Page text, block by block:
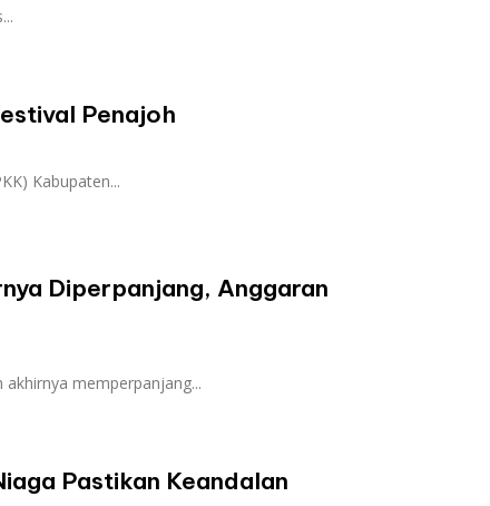
Penajoh
Kabupaten...
Diperpanjang, Anggaran
memperpanjang...
Pastikan Keandalan